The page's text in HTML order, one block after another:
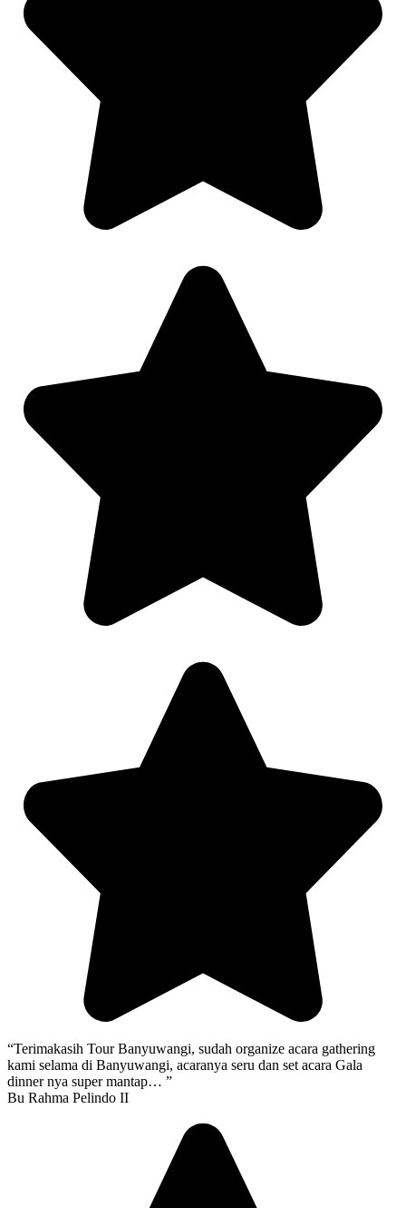
“Terimakasih Tour Banyuwangi, sudah organize acara gathering
kami selama di Banyuwangi, acaranya seru dan set acara Gala
dinner nya super mantap… ”
Bu Rahma Pelindo II